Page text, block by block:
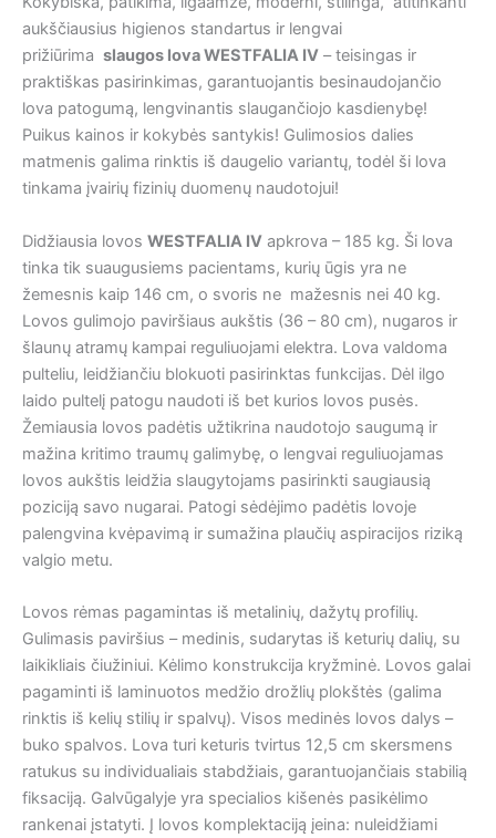
aukščiausius higienos standartus ir lengvai
prižiūrima slaugos lova WESTFALIA IV – teisingas ir
praktiškas pasirinkimas, garantuojantis besinaudojančio
lova patogumą, lengvinantis slaugančiojo kasdienybę!
Puikus kainos ir kokybės santykis! Gulimosios dalies
matmenis galima rinktis iš daugelio variantų, todėl ši lova
tinkama įvairių fizinių duomenų naudotojui!
Didžiausia lovos WESTFALIA IV apkrova – 185 kg. Ši lova
tinka tik suaugusiems pacientams, kurių ūgis yra ne
žemesnis kaip 146 cm, o svoris ne mažesnis nei 40 kg.
Lovos gulimojo paviršiaus aukštis (36 – 80 cm), nugaros ir
šlaunų atramų kampai reguliuojami elektra. Lova valdoma
pulteliu, leidžiančiu blokuoti pasirinktas funkcijas. Dėl ilgo
laido pultelį patogu naudoti iš bet kurios lovos pusės.
Žemiausia lovos padėtis užtikrina naudotojo saugumą ir
mažina kritimo traumų galimybę, o lengvai reguliuojamas
lovos aukštis leidžia slaugytojams pasirinkti saugiausią
poziciją savo nugarai. Patogi sėdėjimo padėtis lovoje
palengvina kvėpavimą ir sumažina plaučių aspiracijos riziką
valgio metu.
Lovos rėmas pagamintas iš metalinių, dažytų profilių.
Gulimasis paviršius – medinis, sudarytas iš keturių dalių, su
laikikliais čiužiniui. Kėlimo konstrukcija kryžminė. Lovos galai
pagaminti iš laminuotos medžio drožlių plokštės (galima
rinktis iš kelių stilių ir spalvų). Visos medinės lovos dalys –
buko spalvos. Lova turi keturis tvirtus 12,5 cm skersmens
ratukus su individualiais stabdžiais, garantuojančiais stabilią
fiksaciją. Galvūgalyje yra specialios kišenės pasikėlimo
rankenai įstatyti. Į lovos komplektaciją įeina: nuleidžiami